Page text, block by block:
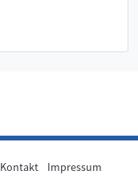
Kontakt Impressum